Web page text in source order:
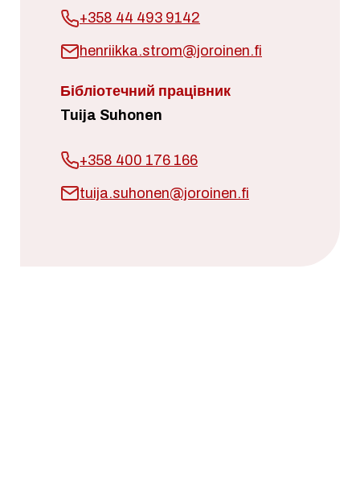
+358 44 493 9142
henriikka.strom@joroinen.fi
Бібліотечний працівник
Tuija Suhonen
+358 400 176 166
tuija.suhonen@joroinen.fi